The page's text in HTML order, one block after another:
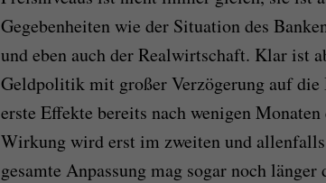
Gegebenheiten wie der Situation des
und eben auch der Realwirtschaft. Klar ist
Geldpolitik mit großer Verzögerung auf
erste Effekte bereits nach wenigen
Wirkung wird erst im zweiten und
gesamte Anpassung mag sogar noch